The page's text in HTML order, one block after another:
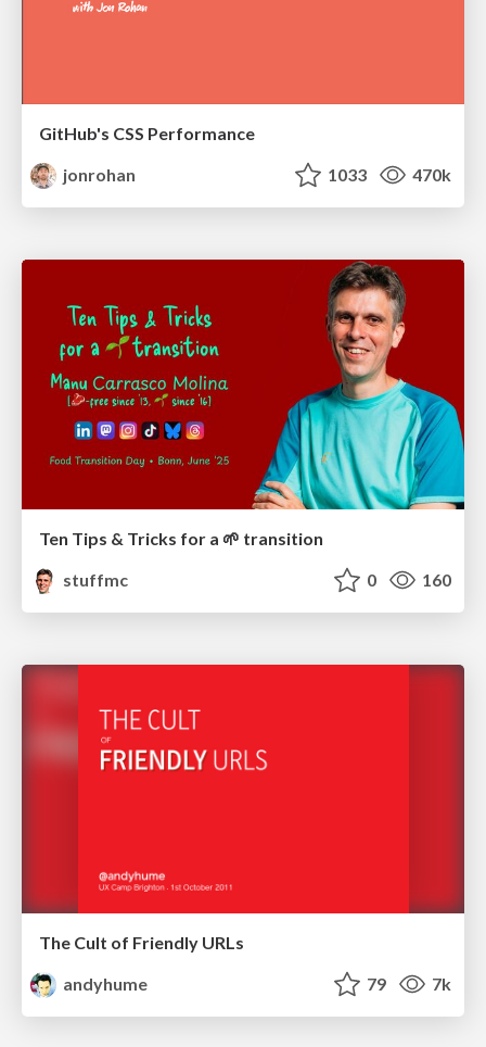
GitHub's CSS Performance
jonrohan
1033 470k
Ten Tips & Tricks for a 🌱 transition
stuffmc
0 160
The Cult of Friendly URLs
andyhume
79 7k